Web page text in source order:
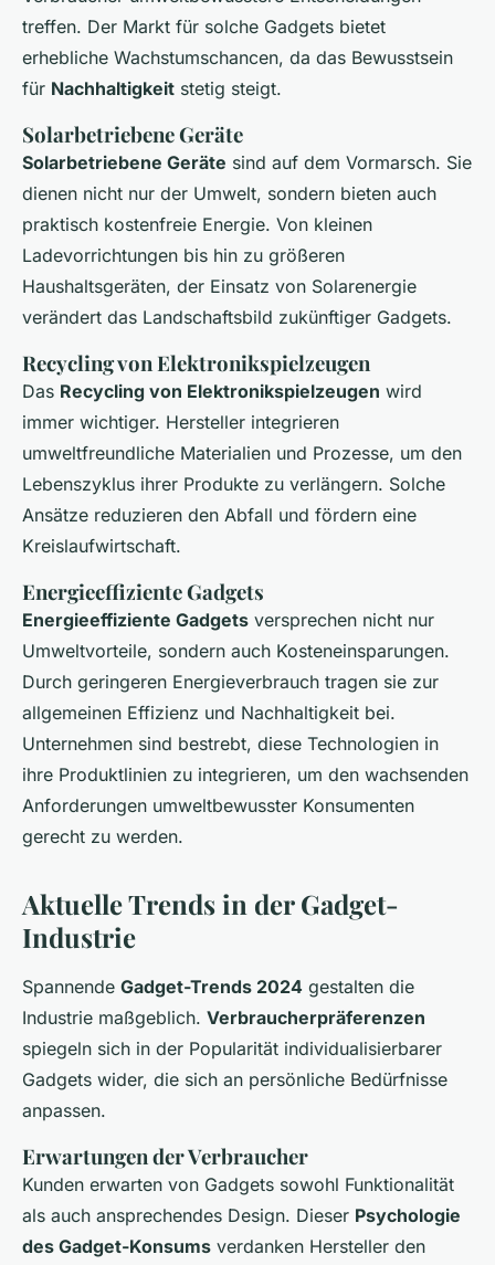
treffen. Der Markt für solche Gadgets bietet
erhebliche Wachstumschancen, da das Bewusstsein
für Nachhaltigkeit stetig steigt.
Solarbetriebene Geräte
Solarbetriebene Geräte sind auf dem Vormarsch. Sie
dienen nicht nur der Umwelt, sondern bieten auch
praktisch kostenfreie Energie. Von kleinen
Ladevorrichtungen bis hin zu größeren
Haushaltsgeräten, der Einsatz von Solarenergie
verändert das Landschaftsbild zukünftiger Gadgets.
Recycling von Elektronikspielzeugen
Das Recycling von Elektronikspielzeugen wird
immer wichtiger. Hersteller integrieren
umweltfreundliche Materialien und Prozesse, um den
Lebenszyklus ihrer Produkte zu verlängern. Solche
Ansätze reduzieren den Abfall und fördern eine
Kreislaufwirtschaft.
Energieeffiziente Gadgets
Energieeffiziente Gadgets versprechen nicht nur
Umweltvorteile, sondern auch Kosteneinsparungen.
Durch geringeren Energieverbrauch tragen sie zur
allgemeinen Effizienz und Nachhaltigkeit bei.
Unternehmen sind bestrebt, diese Technologien in
ihre Produktlinien zu integrieren, um den wachsenden
Anforderungen umweltbewusster Konsumenten
gerecht zu werden.
Aktuelle Trends in der Gadget-
Industrie
Spannende Gadget-Trends 2024 gestalten die
Industrie maßgeblich. Verbraucherpräferenzen
spiegeln sich in der Popularität individualisierbarer
Gadgets wider, die sich an persönliche Bedürfnisse
anpassen.
Erwartungen der Verbraucher
Kunden erwarten von Gadgets sowohl Funktionalität
als auch ansprechendes Design. Dieser Psychologie
des Gadget-Konsums verdanken Hersteller den